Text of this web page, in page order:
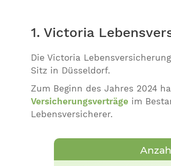
1. Victoria
Die Victoria
Sitz in Düsseldorf.
Zum Beginn des Jahres 2024
Versicherungsverträge im
Lebensversicherer.